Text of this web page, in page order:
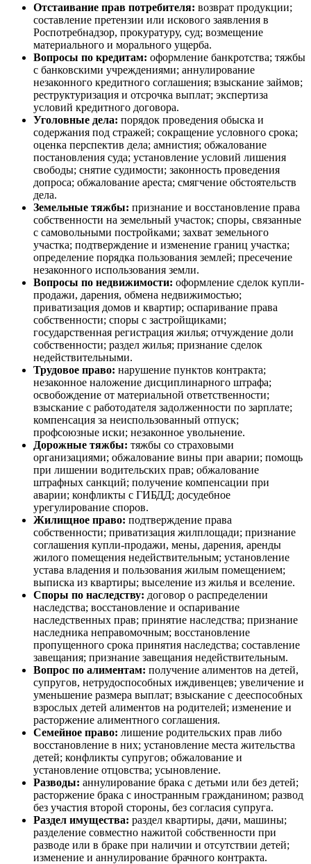
Отстаивание прав потребителя: возврат продукции;
составление претензии или искового заявления в
Роспотребнадзор, прокуратуру, суд; возмещение
материального и морального ущерба.
Вопросы по кредитам: оформление банкротства; тяжбы
с банковскими учреждениями; аннулирование
незаконного кредитного соглашения; взыскание займов;
реструктуризация и отсрочка выплат; экспертиза
условий кредитного договора.
Уголовные дела: порядок проведения обыска и
содержания под стражей; сокращение условного срока;
оценка перспектив дела; амнистия; обжалование
постановления суда; установление условий лишения
свободы; снятие судимости; законность проведения
допроса; обжалование ареста; смягчение обстоятельств
дела.
Земельные тяжбы: признание и восстановление права
собственности на земельный участок; споры, связанные
с самовольными постройками; захват земельного
участка; подтверждение и изменение границ участка;
определение порядка пользования землей; пресечение
незаконного использования земли.
Вопросы по недвижимости: оформление сделок купли-
продажи, дарения, обмена недвижимостью;
приватизация домов и квартир; оспаривание права
собственности; споры с застройщиками;
государственная регистрация жилья; отчуждение доли
собственности; раздел жилья; признание сделок
недействительными.
Трудовое право: нарушение пунктов контракта;
незаконное наложение дисциплинарного штрафа;
освобождение от материальной ответственности;
взыскание с работодателя задолженности по зарплате;
компенсация за неиспользованный отпуск;
профсоюзные иски; незаконное увольнение.
Дорожные тяжбы: тяжбы со страховыми
организациями; обжалование вины при аварии; помощь
при лишении водительских прав; обжалование
штрафных санкций; получение компенсации при
аварии; конфликты с ГИБДД; досудебное
урегулирование споров.
Жилищное право: подтверждение права
собственности; приватизация жилплощади; признание
соглашения купли-продажи, мены, дарения, аренды
жилого помещения недействительным; установление
устава владения и пользования жилым помещением;
выписка из квартиры; выселение из жилья и вселение.
Споры по наследству: договор о распределении
наследства; восстановление и оспаривание
наследственных прав; принятие наследства; признание
наследника неправомочным; восстановление
пропущенного срока принятия наследства; составление
завещания; признание завещания недействительным.
Вопрос по алиментам: получение алиментов на детей,
супругов, нетрудоспособных иждивенцев; увеличение и
уменьшение размера выплат; взыскание с дееспособных
взрослых детей алиментов на родителей; изменение и
расторжение алиментного соглашения.
Семейное право: лишение родительских прав либо
восстановление в них; установление места жительства
детей; конфликты супругов; обжалование и
установление отцовства; усыновление.
Разводы: аннулирование брака с детьми или без детей;
расторжение брака с иностранным гражданином; развод
без участия второй стороны, без согласия супруга.
Раздел имущества: раздел квартиры, дачи, машины;
разделение совместно нажитой собственности при
разводе или в браке при наличии и отсутствии детей;
изменение и аннулирование брачного контракта.